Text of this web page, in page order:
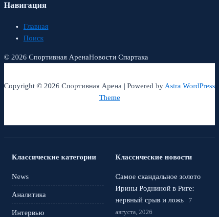
Навигация
Главная
Поиск
© 2026 Спортивная АренаНовости Спартака
Copyright © 2026 Спортивная Арена | Powered byAstra WordPress
Theme
Классические категории
News
Аналитика
Интервью
Классические новости
Самое скандальное золото
Ирины Родниной в Риге:
нервный срыв и ложь
7
августа, 2026